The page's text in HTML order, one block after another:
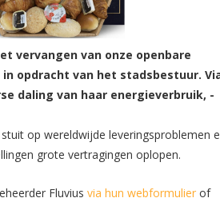
vervangen van onze openbare
opdracht van het stadsbestuur.
daling van haar energieverbruik, -
op wereldwijde leveringsproblemen
grote vertragingen oplopen.
Fluvius via hun webformulierof